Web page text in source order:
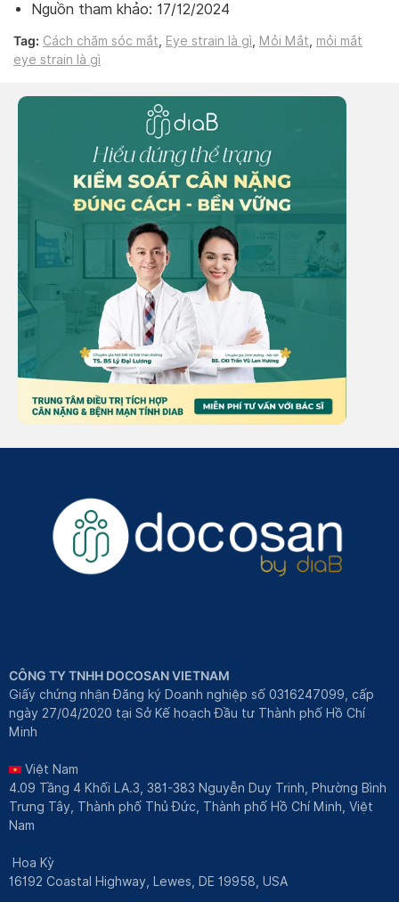
Nguồn tham khảo: 17/12/2024
Tag: Cách chăm sóc mắt, Eye strain là gì, Mỏi Mắt, mỏi mắt
eye strain là gì
CÔNG TY TNHH DOCOSAN VIETNAM
Giấy chứng nhận Đăng ký Doanh nghiệp số 0316247099, cấp
ngày 27/04/2020 tại Sở Kế hoạch Đầu tư Thành phố Hồ Chí
Minh
Việt Nam
4.09 Tầng 4 Khối LA.3, 381-383 Nguyễn Duy Trinh, Phường Bình
Trưng Tây, Thành phố Thủ Đức, Thành phố Hồ Chí Minh, Việt
Nam
Hoa Kỳ
16192 Coastal Highway, Lewes, DE 19958, USA